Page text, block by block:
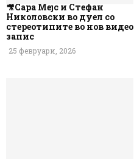
🎥Сара Мејс и Стефан
Николовски во дуел со
стереотипите во нов видео
запис
25 февруари, 2026